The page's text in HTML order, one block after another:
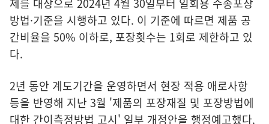
방법·기준을 시행하고 있다. 이 기준에 따르면 제품 공
간비율을 50% 이하로, 포장횟수는 1회로 제한하고 있
다.
2년 동안 계도기간을 운영하면서 현장 적용 애로사항
등을 반영해 지난 3월 '제품의 포장재질 및 포장방법에
대한 간이측정방법 고시' 일부 개정안을 행정예고했다.